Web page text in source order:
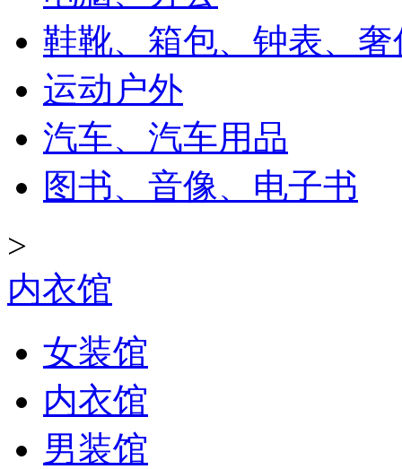
鞋靴、箱包、钟表、奢
运动户外
汽车、汽车用品
图书、音像、电子书
>
内衣馆
女装馆
内衣馆
男装馆